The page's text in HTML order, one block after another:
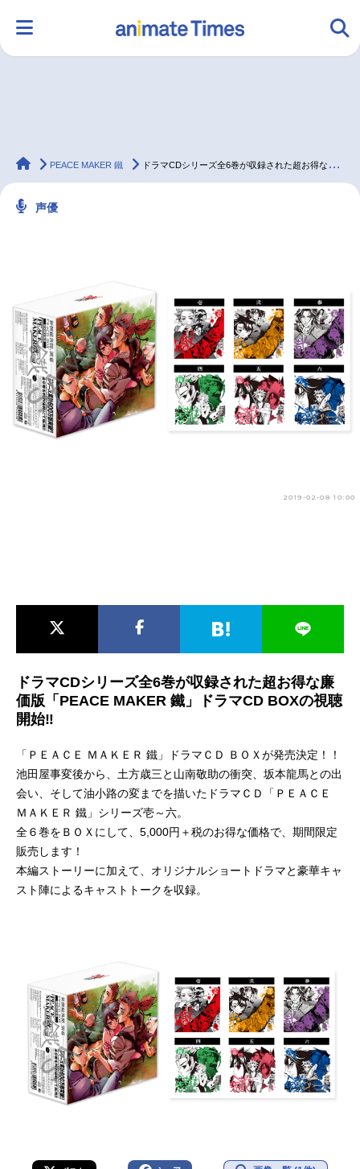
ラジオ みんなの声 グッズ 映画
配信・Vtuber
最新記事一覧
アニメ記事一覧 声優記事一覧
アニメ映画一覧 実写化映画一覧
今期アニメ曜日別一覧
animateTimes
PEACE MAKER 鐵 ドラマCDシリーズ全6巻が収録された超お得な廉価版「PEACE MAKER 鐵」ドラマCD BOXの視聴開始‼
声優
2019-02-08 10:00
ドラマCDシリーズ全6巻が収録された超お得な廉
価版「PEACE MAKER 鐵」ドラマCD BOXの視聴
開始‼
「ＰＥＡＣＥ ＭＡＫＥＲ 鐵」ドラマＣＤ ＢＯＸが発売決定！！
池田屋事変後から、土方歳三と山南敬助の衝突、坂本龍馬との出
会い、そして油小路の変までを描いたドラマＣＤ「ＰＥＡＣＥ
ＭＡＫＥＲ 鐵」シリーズ壱～六。
全６巻をＢＯＸにして、5,000円＋税のお得な価格で、期間限定
販売します！
本編ストーリーに加えて、オリジナルショートドラマと豪華キャ
スト陣によるキャストトークを収録。